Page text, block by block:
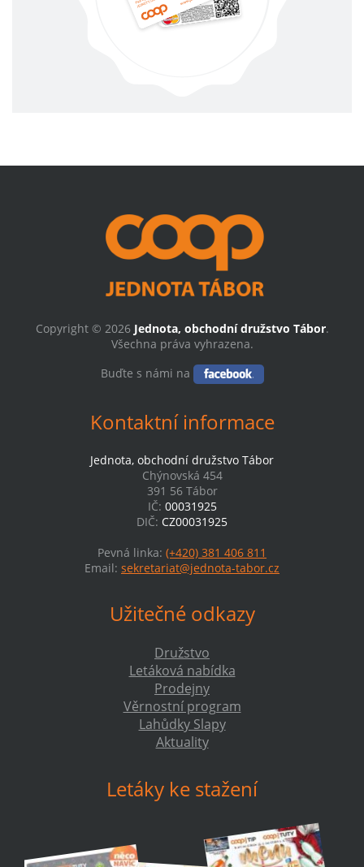
Copyright © 2026 Jednota, obchodní družstvo Tábor.
Všechna práva vyhrazena.
Buďte s námi na
Kontaktní informace
Jednota, obchodní družstvo Tábor
Chýnovská 454
391 56 Tábor
IČ: 00031925
DIČ: CZ00031925
Pevná linka: (+420) 381 406 811
Email: sekretariat@jednota-tabor.cz
Užitečné odkazy
Družstvo
Letáková nabídka
Prodejny
Věrnostní program
Lahůdky Slapy
Aktuality
Letáky ke stažení